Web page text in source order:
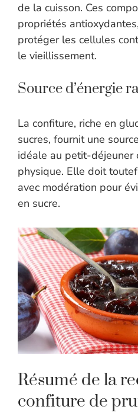
de la cuisson. Ces
propriétés
protéger les cellules
le vieillissement.
Source d’énergie
La confiture, riche en
sucres, fournit une
idéale au petit-déjeuner
physique. Elle doit
avec modération pour
en sucre.
Résumé de la
confiture de